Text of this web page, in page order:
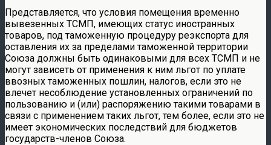
Представляется, что условия помещения временно
вывезенных ТСМП, имеющих статус иностранных
товаров, под таможенную процедуру реэкспорта для
оставления их за пределами таможенной территории
Союза должны быть одинаковыми для всех ТСМП и не
могут зависеть от применения к ним льгот по уплате
ввозных таможенных пошлин, налогов, если это не
влечет несоблюдение установленных ограничений по
пользованию и (или) распоряжению такими товарами в
связи с применением таких льгот, тем более, если это не
имеет экономических последствий для бюджетов
государств-членов Союза.